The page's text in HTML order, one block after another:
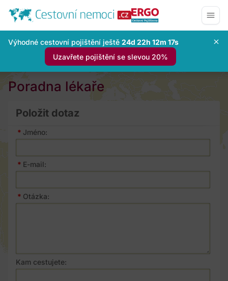
Výhodné cestovní pojištění ještě 24d 22h 12m 16s
Uzavřete pojištění se slevou 20%
Poradna lékaře
Položit dotaz
* Jméno:
* E-mail:
* Otázka:
Kam cestujete: